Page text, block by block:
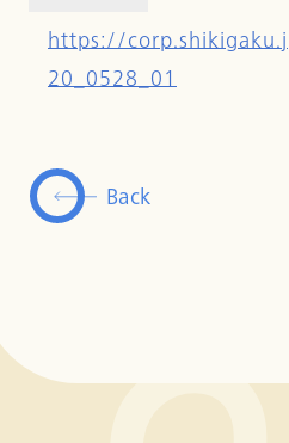
https://
20_0528_01
Back